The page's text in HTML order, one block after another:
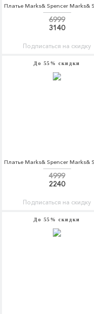
6999
3140
Подписаться на скидку
До 55% скидки
4999
2240
Подписаться на скидку
До 55% скидки